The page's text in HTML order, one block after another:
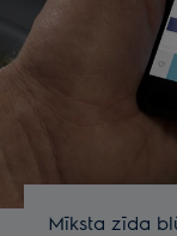
Mīksta zīda